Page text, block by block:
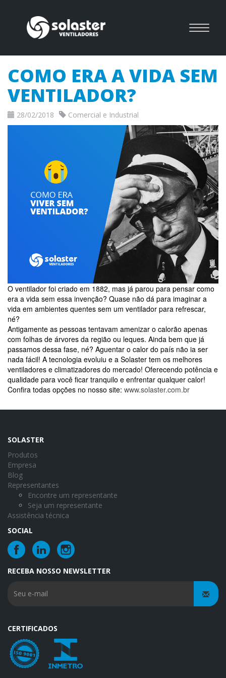
COMO ERA A VIDA SEM
VENTILADOR?
28/02/2018 Comercial e Industrial
O ventilador foi criado em 1882, mas já parou para pensar como
era a vida sem essa invenção? Quase não dá para imaginar a
vida em ambientes quentes sem um ventilador para refrescar,
né?
Antigamente as pessoas tentavam amenizar o calorão apenas
com folhas de árvores da região ou leques. Ainda bem que já
passamos dessa fase, né? Aguentar o calor do país não ia ser
nada fácil! A tecnologia evoluiu e a Solaster tem os melhores
ventiladores e climatizadores do mercado! Oferecendo potência e
qualidade para você ficar tranquilo e enfrentar qualquer calor!
Confira todas opções no nosso site: www.solaster.com.br
SOLASTER
Produtos
Empresa
Blog
Representantes
Encontre um representante
Seja um representante
Assistência técnica
SOCIAL
RECEBA NOSSO NEWSLETTER
CERTIFICADOS